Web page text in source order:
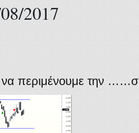
2017
περιμένουμε την